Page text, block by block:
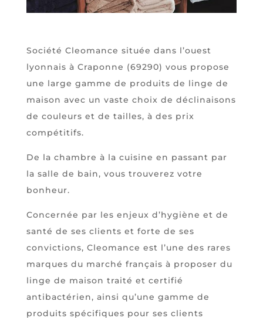
Société Cleomance située dans l’ouest
lyonnais à Craponne (69290) vous propose
une large gamme de produits de linge de
maison avec un vaste choix de déclinaisons
de couleurs et de tailles, à des prix
compétitifs.
De la chambre à la cuisine en passant par
la salle de bain, vous trouverez votre
bonheur.
Concernée par les enjeux d’hygiène et de
santé de ses clients et forte de ses
convictions, Cleomance est l’une des rares
marques du marché français à proposer du
linge de maison traité et certifié
antibactérien, ainsi qu’une gamme de
produits spécifiques pour ses clients